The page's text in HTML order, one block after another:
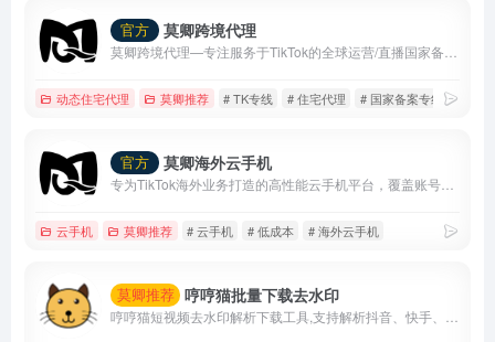
官方 莫卿跨境代理
动态住宅代理 莫卿推荐 # TK专线 # 住宅代理 # 国家备案专线
官方 莫卿海外云手机
云手机 莫卿推荐 # 云手机 # 低成本 # 海外云手机
莫卿推荐 哼哼猫批量下载去水印